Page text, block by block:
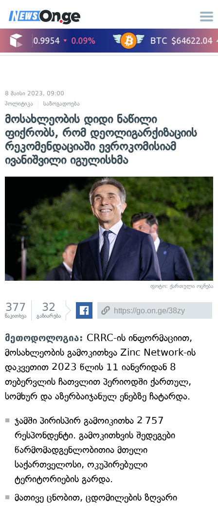
8 მაისი 2023, 09:00
პოლიტიკა
საზოგადოება
მოსახლეობის დიდი ნაწილი
ფიქრობს, რომ დეოლიგარქიზაციის
რეკომენდაციაში ევროკომისიამ
ივანიშვილი იგულისხმა
ფოტო: ქართული ოცნება
377
წაკითხვა
32
გაზიარება
მეთოდოლოგია: CRRC-ის ინფორმაციით,
მოსახლეობის გამოკითხვა Zinc Network-ის
დაკვეთით 2023 წლის 11 იანვრიდან 8
თებერვლის ჩათვლით პერიოდში ქართულ,
სომხურ და აზერბაიჯანულ ენებზე ჩატარდა.
ჯამში პირისპირ გამოიკითხა 2 757
რესპონდენტი. გამოკითხვის შედეგები
წარმომადგენლობითია მთელი
საქართველოსი, ოკუპირებული
ტერიტორიების გარდა.
მათივე ცნობით, ცდომილების ზღვარი